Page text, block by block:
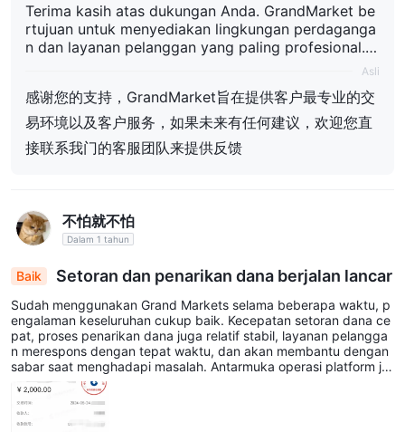
Terima kasih atas dukungan Anda. GrandMarket be
rtujuan untuk menyediakan lingkungan perdaganga
n dan layanan pelanggan yang paling profesional. J
ika ada saran di masa mendatang, silakan langsung
emberikan umpan balik
Asli
感谢您的支持，GrandMarket旨在提供客户最专业的交
易环境以及客户服务，如果未来有任何建议，欢迎您直
接联系我门的客服团队来提供反馈
不怕就不怕
Dalam 1 tahun
Baik Setoran dan penarikan dana berjalan lancar
Sudah menggunakan Grand Markets selama beberapa waktu, p
engalaman keseluruhan cukup baik. Kecepatan setoran dana ce
pat, proses penarikan dana juga relatif stabil, layanan pelangga
n merespons dengan tepat waktu, dan akan membantu dengan
sabar saat menghadapi masalah. Antarmuka operasi platform ju
ga cukup mudah dipelajari, ramah untuk pemula, berharap layan
an yang baik dapat dipertahankan ke depannya.